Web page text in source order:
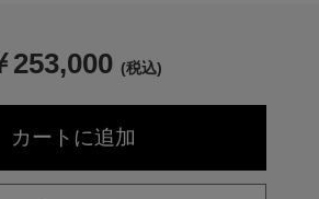
253,000 (税込)